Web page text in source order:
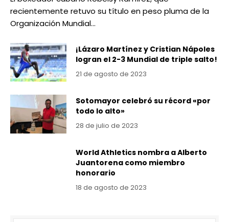
recientemente retuvo su título en peso pluma de la
Organización Mundial…
¡Lázaro Martínez y Cristian Nápoles
logran el 2-3 Mundial de triple salto!
21 de agosto de 2023
Sotomayor celebró su récord «por
todo lo alto»
28 de julio de 2023
World Athletics nombra a Alberto
Juantorena como miembro
honorario
18 de agosto de 2023